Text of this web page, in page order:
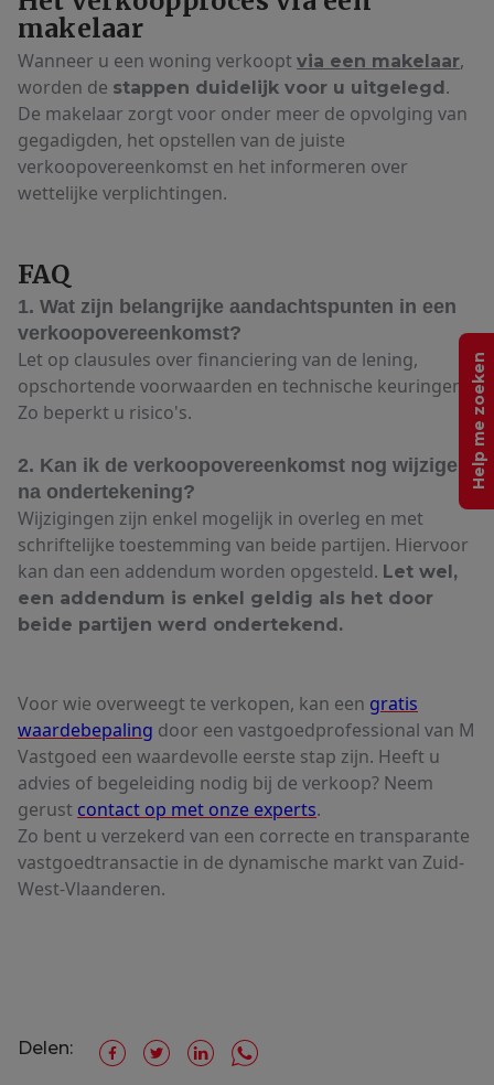
makelaar
Wanneer u een woning verkoopt via een makelaar,
worden de stappen duidelijk voor u uitgelegd.
De makelaar zorgt voor onder meer de opvolging van
gegadigden, het opstellen van de juiste
verkoopovereenkomst en het informeren over
wettelijke verplichtingen.
FAQ
1. Wat zijn belangrijke aandachtspunten in een
verkoopovereenkomst?
Let op clausules over financiering van de lening,
opschortende voorwaarden en technische keuringen.
Zo beperkt u risico's.
2. Kan ik de verkoopovereenkomst nog wijzigen
na ondertekening?
Wijzigingen zijn enkel mogelijk in overleg en met
schriftelijke toestemming van beide partijen. Hiervoor
kan dan een addendum worden opgesteld. Let wel,
een addendum is enkel geldig als het door
beide partijen werd ondertekend.
Voor wie overweegt te verkopen, kan een gratis
waardebepaling door een vastgoedprofessional van M
Vastgoed een waardevolle eerste stap zijn. Heeft u
advies of begeleiding nodig bij de verkoop? Neem
gerust contact op met onze experts.
Zo bent u verzekerd van een correcte en transparante
vastgoedtransactie in de dynamische markt van Zuid-
West-Vlaanderen.
Delen:
Help me zoeken